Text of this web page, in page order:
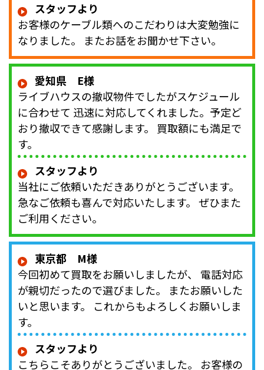
スタッフより
お客様のケーブル類へのこだわりは大変勉強に
なりました。 またお話をお聞かせ下さい。
愛知県 E様
ライブハウスの撤収物件でしたがスケジュール
に合わせて 迅速に対応してくれました。予定ど
おり撤収できて感謝します。 買取額にも満足で
す。
スタッフより
当社にご依頼いただきありがとうございます。
急なご依頼も喜んで対応いたします。 ぜひまた
ご利用ください。
東京都 M様
今回初めて買取をお願いしましたが、 電話対応
が親切だったので選びました。 またお願いした
いと思います。 これからもよろしくお願いしま
す。
スタッフより
こちらこそありがとうございました。 お客様の